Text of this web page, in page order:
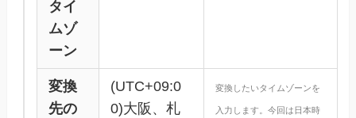
タイ
ムゾ
ーン
変換
先の
(UTC+09:0
0)大阪、札
変換したいタイムゾーンを
入力します。今回は日本時